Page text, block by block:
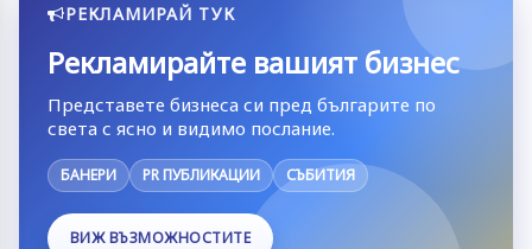
РЕКЛАМИРАЙ ТУК
Рекламирайте вашият бизнес
Представете бизнеса си пред българите по
света с ясно и видимо послание.
БАНЕРИ PR ПУБЛИКАЦИИ СЪБИТИЯ
ВИЖ ВЪЗМОЖНОСТИТЕ